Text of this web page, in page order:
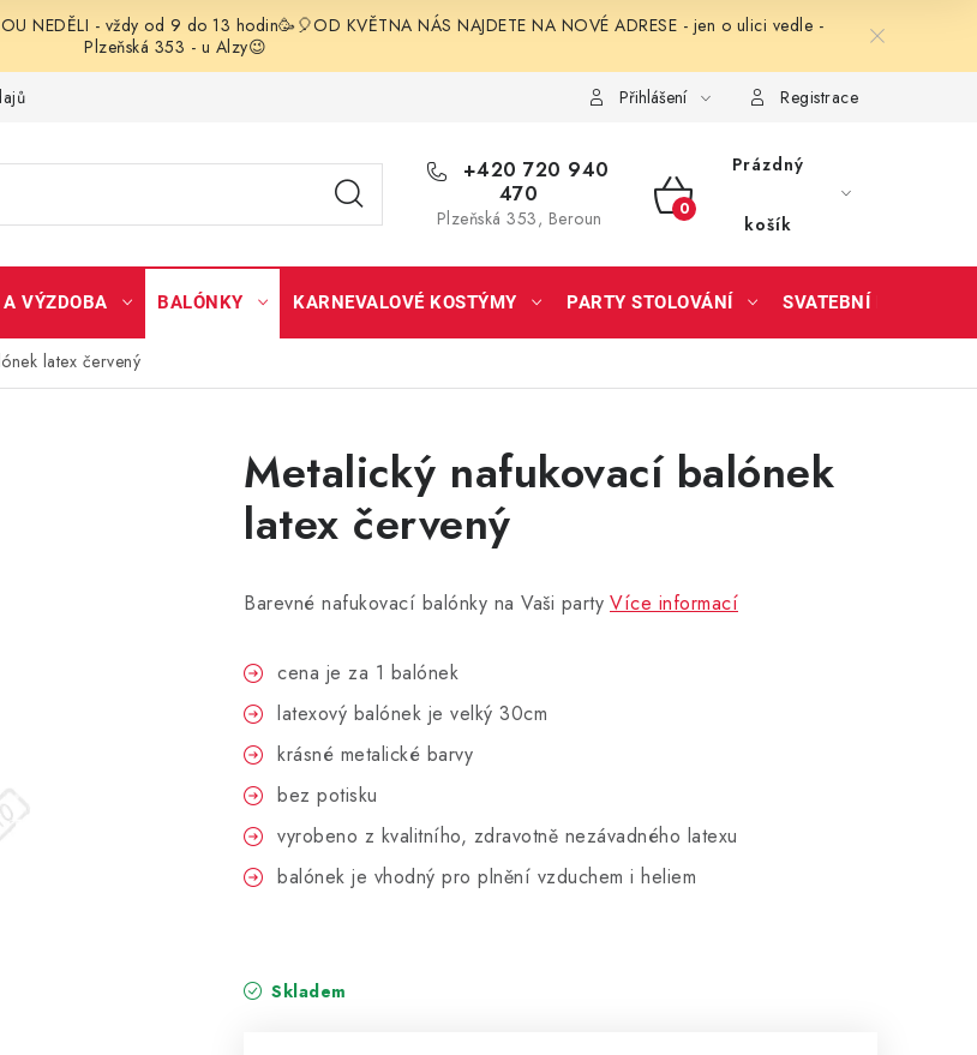
NEDĚLI - vždy od 9 do 13 hodin🥳🎈OD KVĚTNA NÁS NAJDETE NA NOVÉ ADRESE - jen o ulici vedle -
Plzeňská 353 - u Alzy😉
Přihlášení Registrace
+420 720 940
470
Plzeňská 353, Beroun
NÁKUPNÍ
Prázdný
košík
A VÝZDOBA BALÓNKY KARNEVALOVÉ KOSTÝMY PARTY STOLOVÁNÍ SVATEBNÍ DOPLŇKY
latex červený
Metalický nafukovací balónek
latex červený
Barevné nafukovací balónky na Vaši party Více informací
cena je za 1 balónek
latexový balónek je velký 30cm
krásné metalické barvy
bez potisku
vyrobeno z kvalitního, zdravotně nezávadného latexu
balónek je vhodný pro plnění vzduchem i heliem
Skladem